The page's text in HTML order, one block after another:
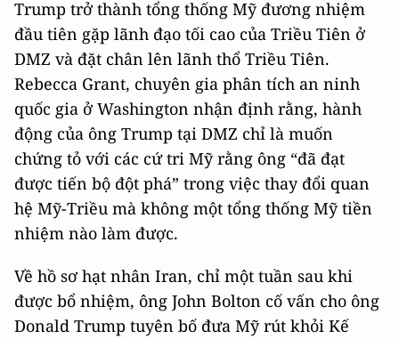
Trump trở thành tổng thống Mỹ đương nhiệm
đầu tiên gặp lãnh đạo tối cao của Triều Tiên ở
DMZ và đặt chân lên lãnh thổ Triều Tiên.
Rebecca Grant, chuyên gia phân tích an ninh
quốc gia ở Washington nhận định rằng, hành
động của ông Trump tại DMZ chỉ là muốn
chứng tỏ với các cứ tri Mỹ rằng ông “đã đạt
được tiến bộ đột phá” trong việc thay đổi quan
hệ Mỹ-Triều mà không một tổng thống Mỹ tiền
nhiệm nào làm được.
Về hồ sơ hạt nhân Iran, chỉ một tuần sau khi
được bổ nhiệm, ông John Bolton cố vấn cho ông
Donald Trump tuyên bố đưa Mỹ rút khỏi Kế